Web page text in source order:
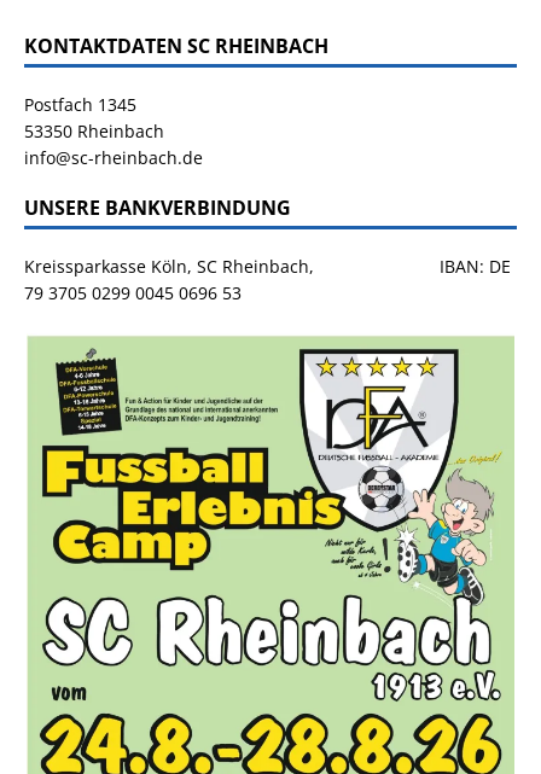
KONTAKTDATEN SC RHEINBACH
Postfach 1345
53350 Rheinbach
info@sc-rheinbach.de
UNSERE BANKVERBINDUNG
Kreissparkasse Köln, SC Rheinbach, IBAN: DE
79 3705 0299 0045 0696 53